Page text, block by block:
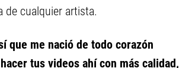
de cualquier artista.
que me nació de todo corazón
tus videos ahí con más calidad,